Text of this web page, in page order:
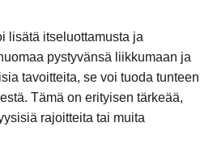
lisätä itseluottamusta ja
pystyvänsä liikkumaan ja
tavoitteita, se voi tuoda tunteen
Tämä on erityisen tärkeää,
rajoitteita tai muita